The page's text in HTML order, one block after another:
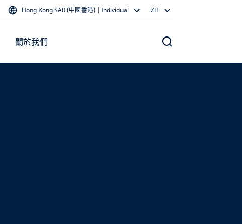
Hong Kong SAR (中國香港) | Individual ZH
關於我們